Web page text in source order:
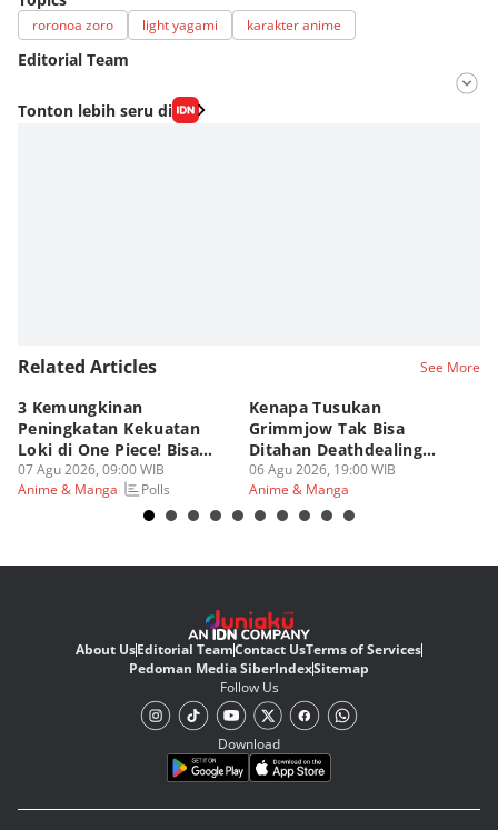
roronoa zoro light yagami karakter anime
Editorial Team
Editor
Fahrul Razi Uni Nurullah
Tonton lebih seru di
Related Articles See More
3 Kemungkinan
Peningkatan Kekuatan
Loki di One Piece! Bisa
Lebih OP?
07 Agu 2026, 09:00 WIB
Anime & Manga
Polls
Kenapa Tusukan
Grimmjow Tak Bisa
Ditahan Deathdealing
Askin Bleach?
06 Agu 2026, 19:00 WIB
Anime & Manga
About UsEditorial TeamContact UsTerms of Services
Pedoman Media SiberIndexSitemap
Follow Us
Download